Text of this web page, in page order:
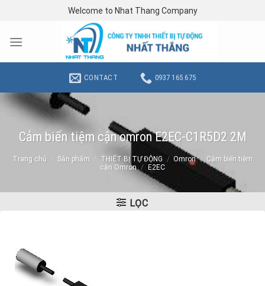
content
Welcome to Nhat Thang Company
CONTACT 0937 165 675
Cảm biến tiệm cận omron E2EC-C1R5D2 2M
Trang chủ / Sản phẩm / THIẾT BỊ TỰ ĐỘNG / Omron / Cảm biến tiệm
cận Omron / E2EC
LỌC